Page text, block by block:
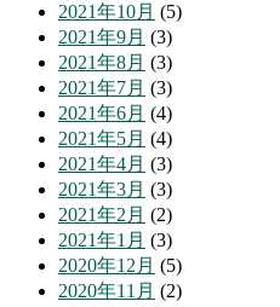
2021年10月 (5)
2021年9月 (3)
2021年8月 (3)
2021年7月 (3)
2021年6月 (4)
2021年5月 (4)
2021年4月 (3)
2021年3月 (3)
2021年2月 (2)
2021年1月 (3)
2020年12月 (5)
2020年11月 (2)